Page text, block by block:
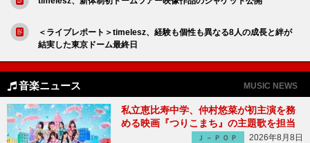
＜ライブレポート＞timelesz、経験も個性も異なる8人の成長と絆が
結実した東京ドーム最終日
音楽ニュース MUSIC NEWS
私立恵比寿中学、仲村悠菜が初主演を務
める映画『つりこまち』の主題歌を担当
Ｊ－ＰＯＰ
2026年8月8日